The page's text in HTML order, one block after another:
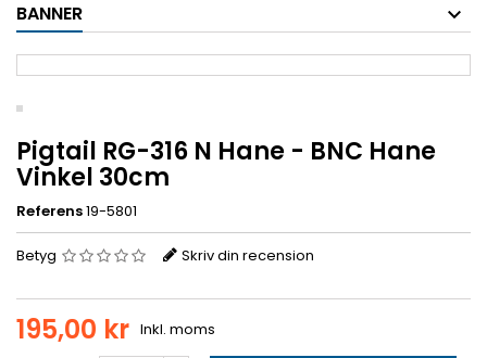
BANNER
Pigtail RG-316 N Hane - BNC Hane
Vinkel 30cm
Referens19-5801
Betyg Skriv din recension
195,00 kr Inkl. moms